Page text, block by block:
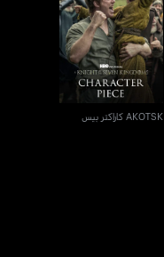
AKOTSK كاراكتر بيس
AKOTSK كاراكتر بيس